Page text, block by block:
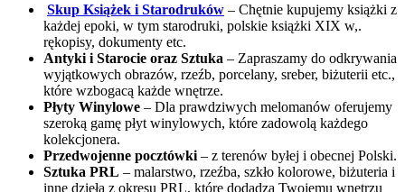
Skup Książek i Starodruków – Chętnie kupujemy książki z
każdej epoki, w tym starodruki, polskie książki XIX w,.
rękopisy, dokumenty etc.
Antyki i Starocie oraz Sztuka – Zapraszamy do odkrywania
wyjątkowych obrazów, rzeźb, porcelany, sreber, biżuterii etc.,
które wzbogacą każde wnętrze.
Płyty Winylowe – Dla prawdziwych melomanów oferujemy
szeroką gamę płyt winylowych, które zadowolą każdego
kolekcjonera.
Przedwojenne pocztówki – z terenów byłej i obecnej Polski.
Sztuka PRL – malarstwo, rzeźba, szkło kolorowe, biżuteria i
inne dzieła z okresu PRL, które dodadzą Twojemu wnętrzu